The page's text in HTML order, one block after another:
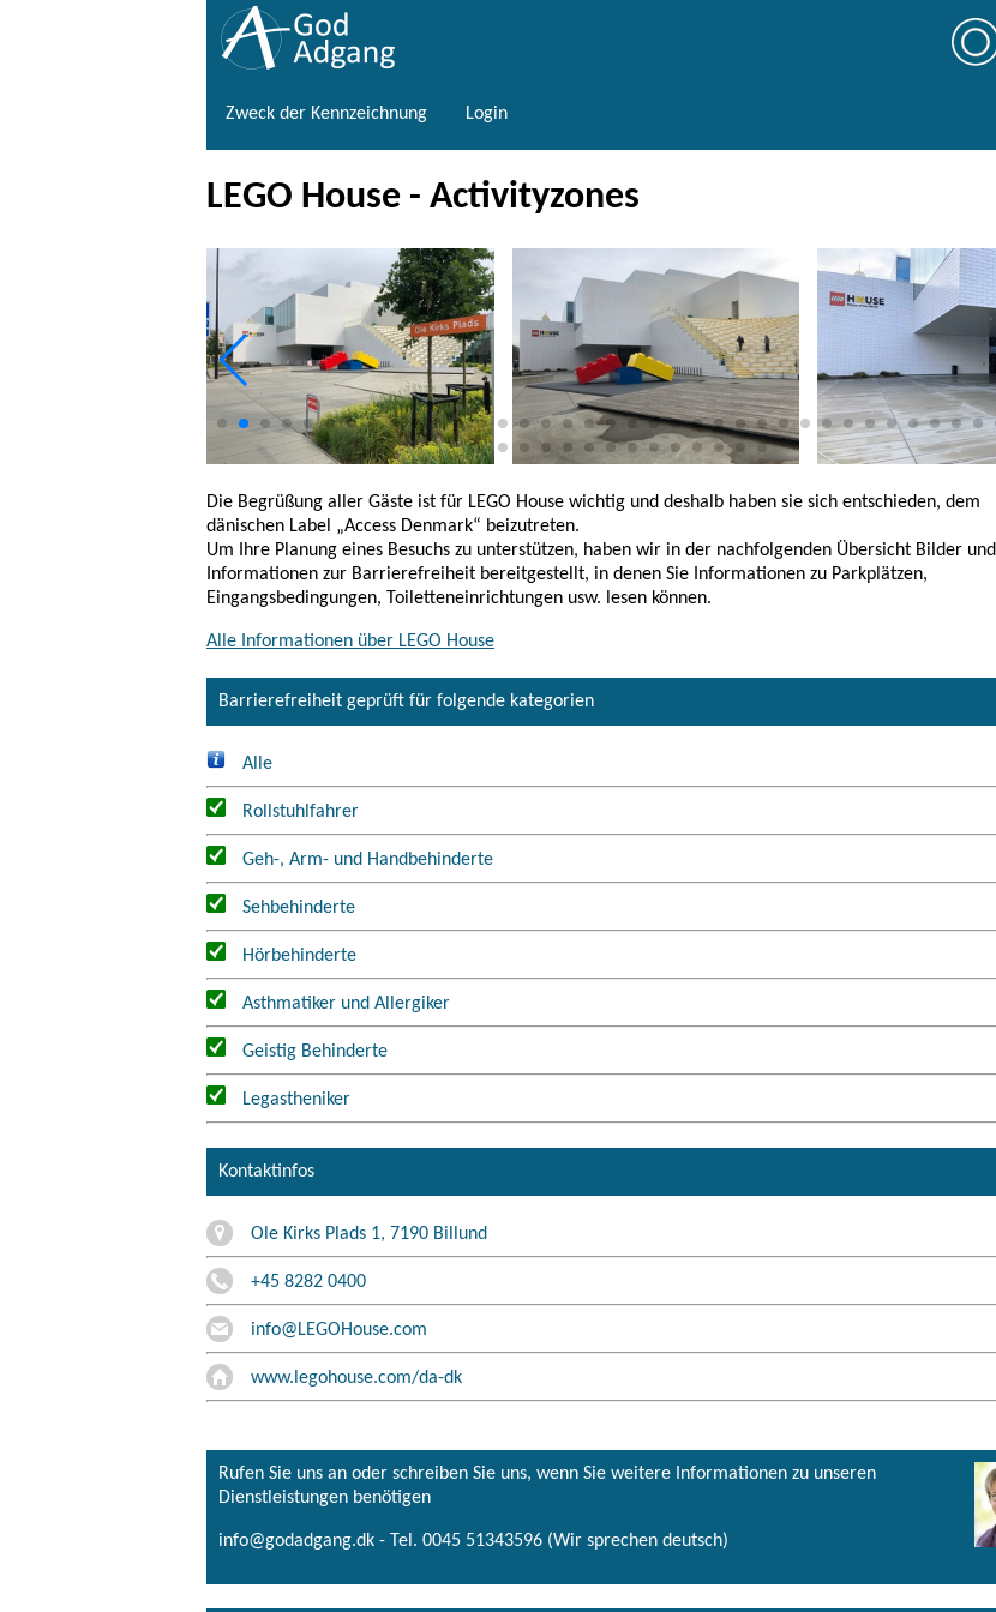
Zweck der Kennzeichnung Login
LEGO House - Activityzones
Die Begrüßung aller Gäste ist für LEGO House wichtig und deshalb haben sie sich entschieden, dem
dänischen Label „Access Denmark“ beizutreten.
Um Ihre Planung eines Besuchs zu unterstützen, haben wir in der nachfolgenden Übersicht Bilder und
Informationen zur Barrierefreiheit bereitgestellt, in denen Sie Informationen zu Parkplätzen,
Alle Informationen über LEGO House
Barrierefreiheit geprüft für folgende kategorien
Alle
Rollstuhlfahrer
Geh-, Arm- und Handbehinderte
Sehbehinderte
Hörbehinderte
Asthmatiker und Allergiker
Geistig Behinderte
Legastheniker
Kontaktinfos
Ole Kirks Plads 1, 7190 Billund
+45 8282 0400
info@LEGOHouse.com
www.legohouse.com/da-dk
Rufen Sie uns an oder schreiben Sie uns, wenn Sie weitere Informationen zu unseren
Dienstleistungen benötigen
info@godadgang.dk - Tel. 0045 51343596 (Wir sprechen deutsch)